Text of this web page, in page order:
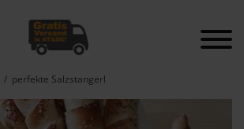
perfekte Salzstangerl